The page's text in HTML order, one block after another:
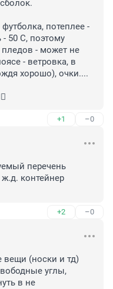
потеплее -
50 С, поэтому
пледов - может не
- ветровка, в
хорошо), очки....
+1 –0
перечень
контейнер
+2 –0
вещи (носки и тд)
углы,
в не